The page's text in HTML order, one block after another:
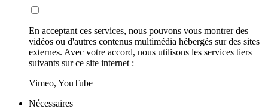
En acceptant ces services, nous pouvons vous montrer des
vidéos ou d'autres contenus multimédia hébergés sur des sites
externes. Avec votre accord, nous utilisons les services tiers
suivants sur ce site internet :
Vimeo, YouTube
Nécessaires